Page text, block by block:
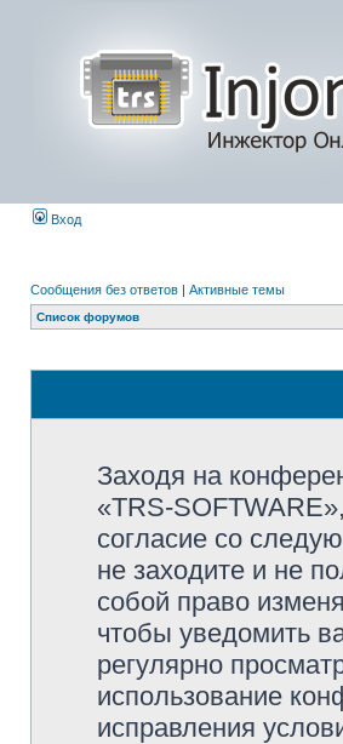
Вход
Сообщения без ответов | Активные темы
Список форумов
Заходя на
«TRS-
согласие со
не заходите и не
собой право
чтобы уведомить
регулярно
использование
исправления